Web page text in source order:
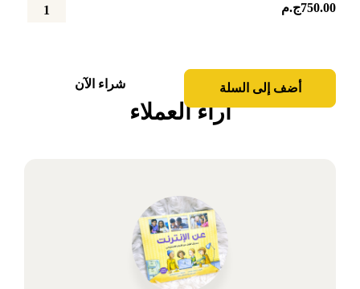
750.00ج.م
كمية
أضف إلى السلة
شراء الآن
آراء العملاء